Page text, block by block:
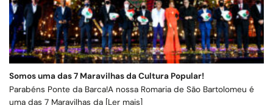
Somos uma das 7 Maravilhas da Cultura Popular!
Parabéns Ponte da Barca!A nossa Romaria de São Bartolomeu é
uma das 7 Maravilhas da [Ler mais]